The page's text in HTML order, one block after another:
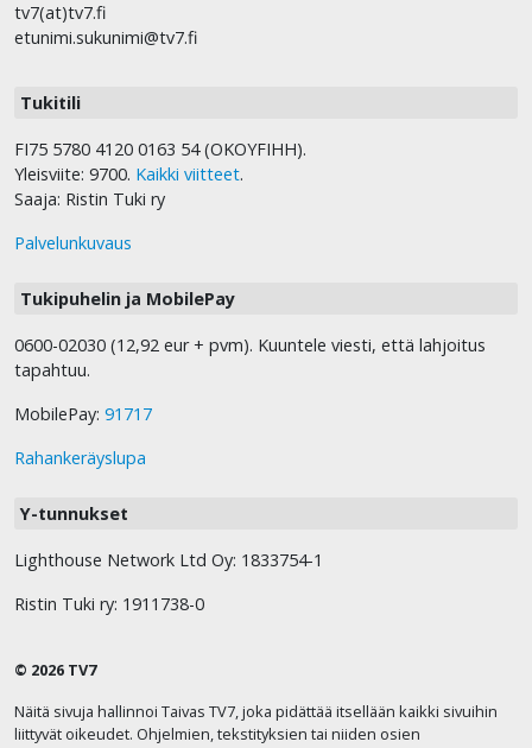
tv7(at)tv7.fi
etunimi.sukunimi@tv7.fi
Tukitili
FI75 5780 4120 0163 54 (OKOYFIHH).
Yleisviite: 9700. Kaikki viitteet.
Saaja: Ristin Tuki ry
Palvelunkuvaus
Tukipuhelin ja MobilePay
0600-02030 (12,92 eur + pvm). Kuuntele viesti, että lahjoitus
tapahtuu.
MobilePay: 91717
Rahankeräyslupa
Y-tunnukset
Lighthouse Network Ltd Oy: 1833754-1
Ristin Tuki ry: 1911738-0
© 2026 TV7
Näitä sivuja hallinnoi Taivas TV7, joka pidättää itsellään kaikki sivuihin
liittyvät oikeudet. Ohjelmien, tekstityksien tai niiden osien